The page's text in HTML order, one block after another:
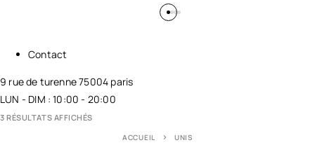
Contact
9 rue de turenne 75004 paris
LUN - DIM : 10:00 - 20:00
3 RÉSULTATS AFFICHÉS
ACCUEIL UNIS